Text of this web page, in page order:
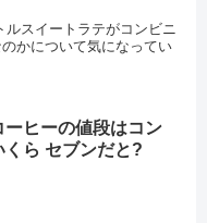
スイートラテがコンビニ
かについて気になってい
ーヒーの値段はコン
くら セブンだと?